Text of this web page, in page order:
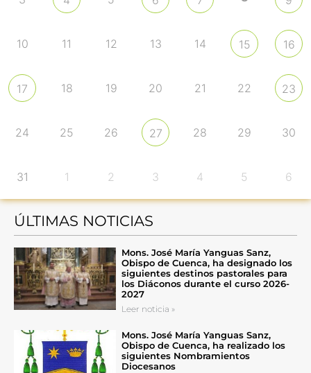
10 11 12 13 14 15 16
17 18 19 20 21 22 23
24 25 26 27 28 29 30
31 1 2 3 4 5 6
ÚLTIMAS NOTICIAS
Mons. José María Yanguas Sanz,
Obispo de Cuenca, ha designado los
siguientes destinos pastorales para
los Diáconos durante el curso 2026-
2027
Leer noticia »
Mons. José María Yanguas Sanz,
Obispo de Cuenca, ha realizado los
siguientes Nombramientos
Diocesanos